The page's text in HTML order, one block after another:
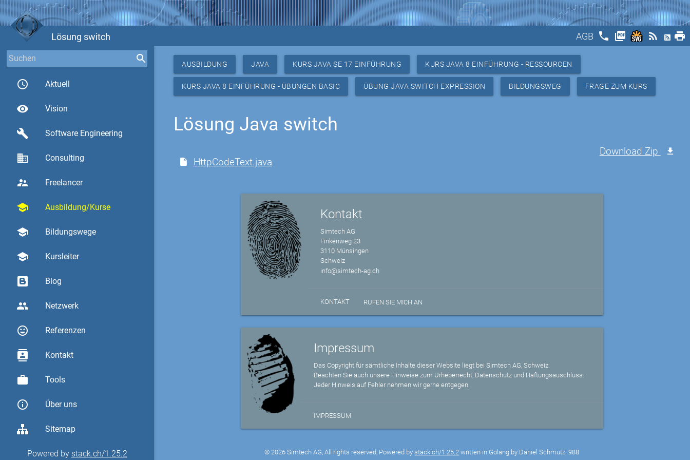
Lösung switch AGB phone picture_as_pdf rss_feed print
access_time Aktuell
visibility Vision
build Software Engineering
business Consulting
supervisor_account Freelancer
school Ausbildung/Kurse
school Bildungswege
school Kursleiter
Blog
group Netzwerk
sentiment_very_satisfied Referenzen
contacts Kontakt
work Tools
info_outline Über uns
Sitemap
Powered by stack.ch/1.25.2
AUSBILDUNG JAVA KURS JAVA SE 17 EINFÜHRUNG KURS JAVA 8 EINFÜHRUNG - RESSOURCEN
KURS JAVA 8 EINFÜHRUNG - ÜBUNGEN BASIC ÜBUNG JAVA SWITCH EXPRESSION BILDUNGSWEG FRAGE ZUM KURS
Lösung Java switch
HttpCodeText.java
Download Zip
Kontakt
Simtech AG
Finkenweg 23
3110 Münsingen
Schweiz
info@simtech-ag.ch
KONTAKT RUFEN SIE MICH AN
Impressum
Das Copyright für sämtliche Inhalte dieser Website liegt bei Simtech AG, Schweiz.
Beachten Sie auch unsere Hinweise zum Urheberrecht, Datenschutz und Haftungsauschluss.
Jeder Hinweis auf Fehler nehmen wir gerne entgegen.
IMPRESSUM
© 2026 Simtech AG, All rights reserved, Powered bystack.ch/1.25.2 written in Golang by Daniel Schmutz988